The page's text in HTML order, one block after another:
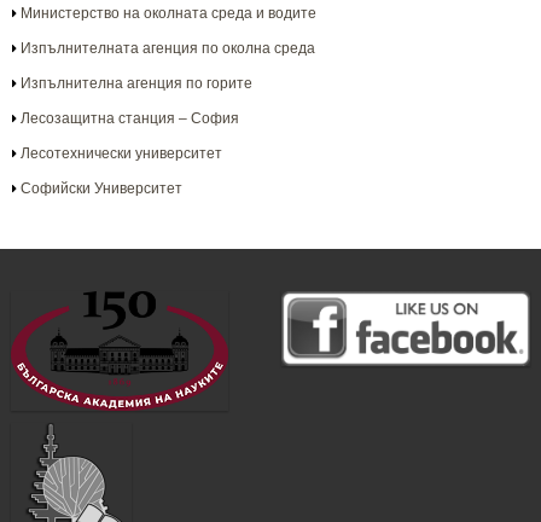
Министерство на околната среда и водите
Изпълнителната агенция по околна среда
Изпълнителна агенция по горите
Лесозащитна станция – София
Лесотехнически университет
Софийски Университет